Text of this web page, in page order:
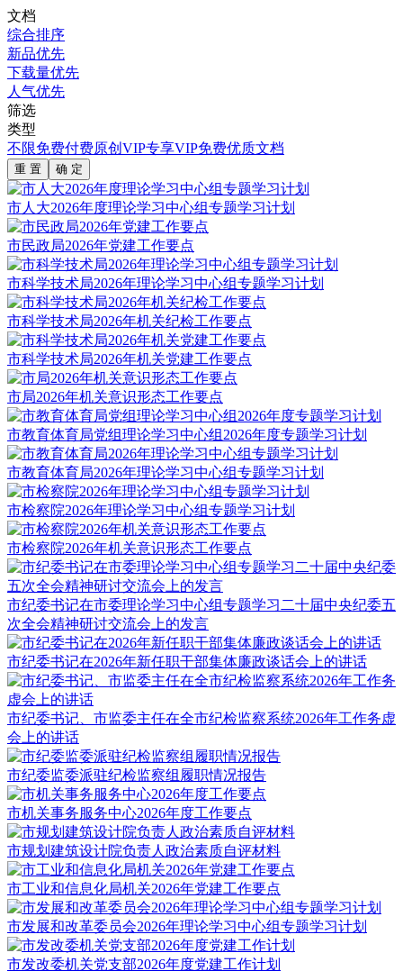
文档
综合排序
新品优先
下载量优先
人气优先
筛选
类型
不限免费付费原创 VIP专享VIP免费优质文档
重 置 确 定
市人大2026年度理论学习中心组专题学习计划
市民政局2026年党建工作要点
市科学技术局2026年理论学习中心组专题学习计划
市科学技术局2026年机关纪检工作要点
市科学技术局2026年机关党建工作要点
市局2026年机关意识形态工作要点
市教育体育局党组理论学习中心组2026年度专题学习计划
市教育体育局2026年理论学习中心组专题学习计划
市检察院2026年理论学习中心组专题学习计划
市检察院2026年机关意识形态工作要点
市纪委书记在市委理论学习中心组专题学习二十届中央纪委五
次全会精神研讨交流会上的发言
市纪委书记在2026年新任职干部集体廉政谈话会上的讲话
市纪委书记、市监委主任在全市纪检监察系统2026年工作务虚
会上的讲话
市纪委监委派驻纪检监察组履职情况报告
市机关事务服务中心2026年度工作要点
市规划建筑设计院负责人政治素质自评材料
市工业和信息化局机关2026年党建工作要点
市发展和改革委员会2026年理论学习中心组专题学习计划
市发改委机关党支部2026年度党建工作计划